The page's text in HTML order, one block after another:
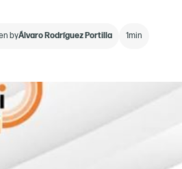
byÁlvaro Rodríguez Portilla 1min